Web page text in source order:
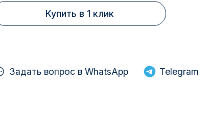
Купить в 1 клик
Задать вопрос в WhatsApp Telegram